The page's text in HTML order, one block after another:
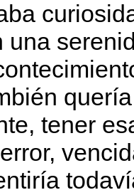
una
tener